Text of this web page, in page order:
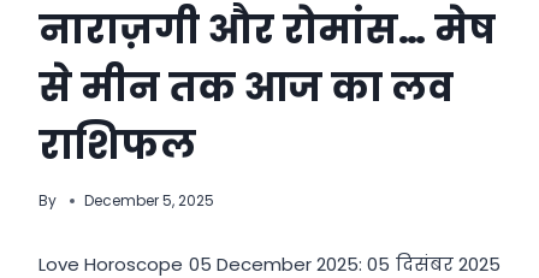
नाराज़गी और रोमांस… मेष
से मीन तक आज का लव
राशिफल
By December 5, 2025
Love Horoscope 05 December 2025: 05 दिसंबर 2025